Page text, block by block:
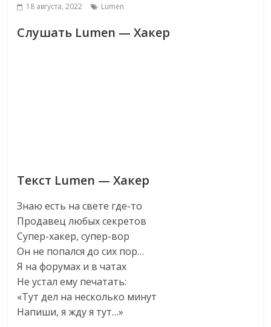
18 августа, 2022 Lumen
Слушать Lumen — Хакер
Текст Lumen — Хакер
Знаю есть на свете где-то
Продавец любых секретов
Супер-хакер, супер-вор
Он не попался до сих пор…
Я на форумах и в чатах
Не устал ему печатать:
«Тут дел на несколько минут
Напиши, я жду я тут…»